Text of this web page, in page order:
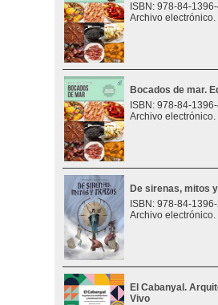
ISBN: 978-84-
Archivo electrónico.
Bocados de mar.
ISBN: 978-84-
Archivo electrónico.
De sirenas, mitos
ISBN: 978-84-
Archivo electrónico.
El Cabanyal.
Vivo